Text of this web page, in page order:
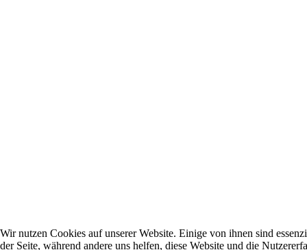
Wir nutzen Cookies auf unserer Website. Einige von ihnen sind
der Seite, während andere uns helfen, diese Website und die